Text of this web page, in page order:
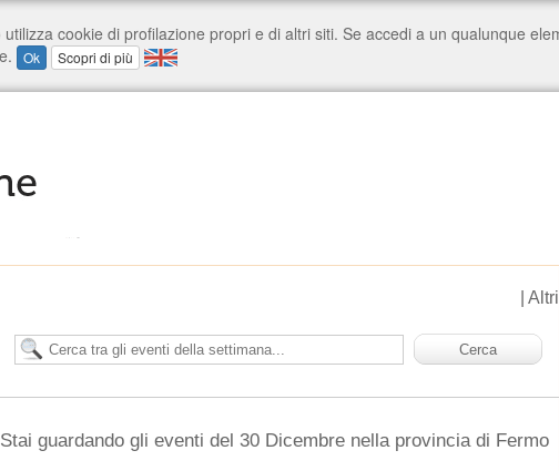
Altri
Stai guardando gli eventi del 30 Dicembre nella provincia di Fermo